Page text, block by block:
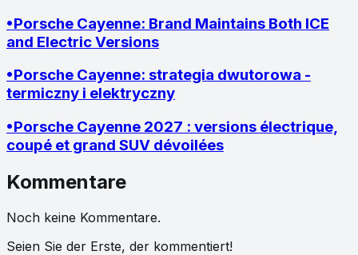
•Porsche Cayenne: Brand Maintains Both ICE
and Electric Versions
•Porsche Cayenne: strategia dwutorowa -
termiczny i elektryczny
•Porsche Cayenne 2027 : versions électrique,
coupé et grand SUV dévoilées
Kommentare
Noch keine Kommentare.
Seien Sie der Erste, der kommentiert!